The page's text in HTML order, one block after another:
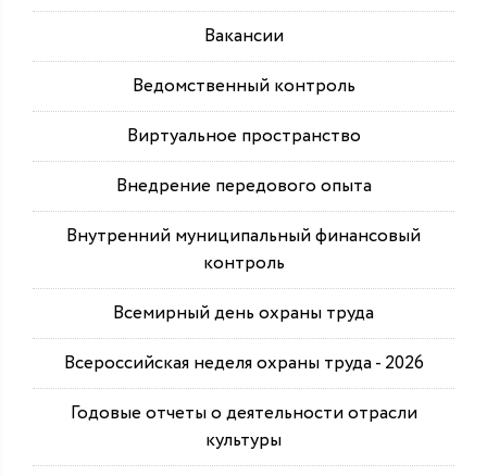
Вакансии
Ведомственный контроль
Виртуальное пространство
Внедрение передового опыта
Внутренний муниципальный финансовый
контроль
Всемирный день охраны труда
Всероссийская неделя охраны труда - 2026
Годовые отчеты о деятельности отрасли
культуры